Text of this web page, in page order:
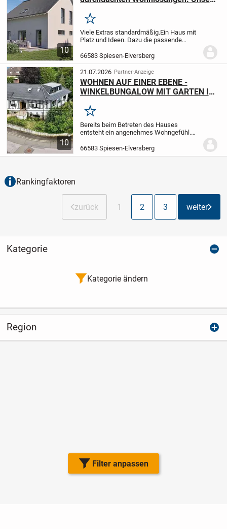
Filter anpassen
10
Merken
Viele Extras standardmäßig.Ein Haus mit
Platz und Ideen. Dazu die passende
Niedrigenergiespar-Haus erfüllt alle
Anforderungen, die eine Familie an Platz
und Ausstattun...
66583 Spiesen-Elversberg
10
21.07.2026 Partner-Anzeige
WOHNEN AUF EINER EBENE -
WINKELBUNGALOW MIT GARTEN IN
Merken
Bereits beim Betreten des Hauses
entsteht ein angenehmes Wohngefühl.
bildet das Herzstück des Hauses und
überzeugt durch große Fensterflächen,
66583 Spiesen-Elversberg
Rankingfaktoren
zurück 1 2 3 weiter
Kategorie
Kategorie ändern
Region